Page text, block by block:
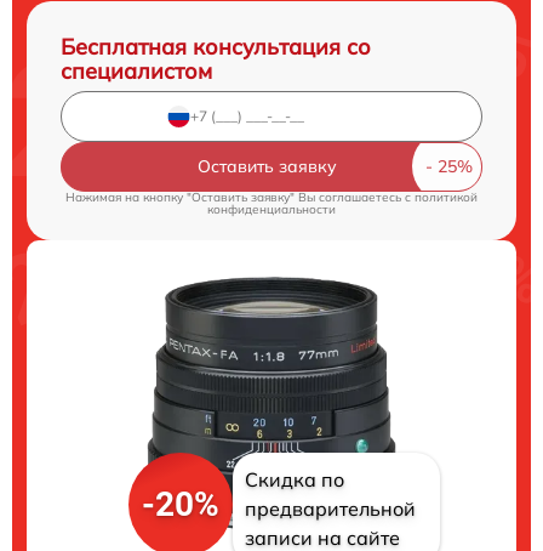
Бесплатная консультация со
специалистом
Оставить заявку
Нажимая на кнопку "Оставить заявку" Вы соглашаетесь cполитикой
конфиденциальности
-20%
Скидка по
предварительной
записи на сайте